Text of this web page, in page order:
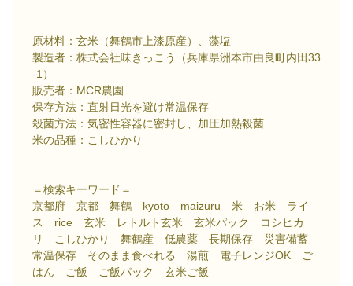
原材料：玄米（舞鶴市上漆原産）、藻塩
製造者：株式会社味きっこう（兵庫県洲本市由良町内田33
-1）
販売者：MCR農園
保存方法：直射日光を避け常温保存
殺菌方法：気密性容器に密封し、加圧加熱殺菌
米の品種：こしひかり
＝検索キーワード＝
京都府 京都 舞鶴 kyoto maizuru 米 お米 ライ
ス rice 玄米 レトルト玄米 玄米パック コシヒカ
リ こしひかり 舞鶴産 低農薬 長期保存 災害備蓄
常温保存 そのまま食べれる 湯煎 電子レンジOK ご
はん ご飯 ご飯パック 玄米ご飯